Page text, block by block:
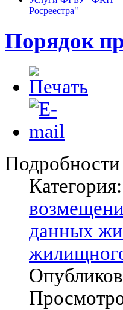
Росреестра"
Порядок
Подробности
Категория:
данных